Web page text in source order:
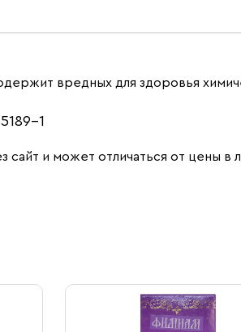
вредных для здоровья
1
сайт и может отличаться от цены в